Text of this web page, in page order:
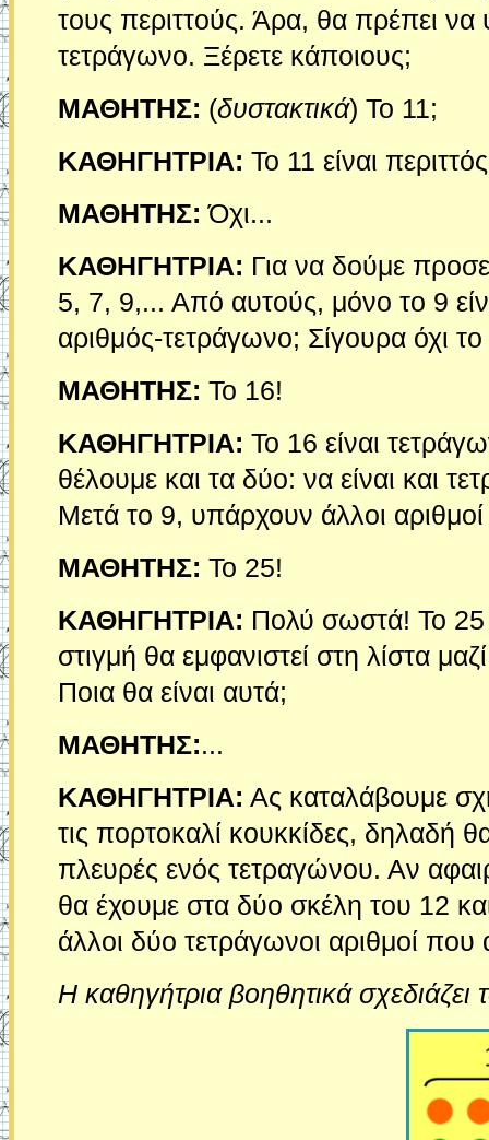
τους περιττούς. Άρα, θα πρέπει να
τετράγωνο. Ξέρετε κάποιους;
ΜΑΘΗΤΗΣ: (δυστακτικά) Το 11;
ΚΑΘΗΓΗΤΡΙΑ: To 11 είναι
ΜΑΘΗΤΗΣ: Όχι...
ΚΑΘΗΓΗΤΡΙΑ: Για να δούμε
5, 7, 9,... Από αυτούς, μόνο το 9
αριθμός-τετράγωνο; Σίγουρα όχι
ΜΑΘΗΤΗΣ: To 16!
ΚΑΘΗΓΗΤΡΙΑ: Το 16 είναι
θέλουμε και τα δύο: να είναι και
Μετά το 9, υπάρχουν άλλοι
ΜΑΘΗΤΗΣ: To 25!
ΚΑΘΗΓΗΤΡΙΑ: Πολύ σωστά! Το 25
στιγμή θα εμφανιστεί στη λίστα
Ποια θα είναι αυτά;
ΜΑΘΗΤΗΣ:...
ΚΑΘΗΓΗΤΡΙΑ: Ας καταλάβουμε
τις πορτοκαλί κουκκίδες, δηλαδή
πλευρές ενός τετραγώνου. Αν
θα έχουμε στα δύο σκέλη του 12
άλλοι δύο τετράγωνοι αριθμοί που
Η καθηγήτρια βοηθητικά